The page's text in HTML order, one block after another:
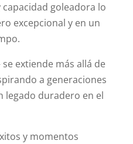
capacidad goleadora lo
excepcional y en un
extiende más allá de
a generaciones
legado duradero en el
y momentos